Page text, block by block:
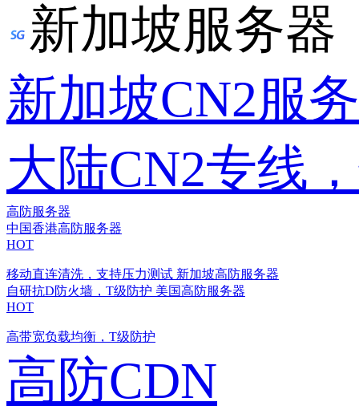
新加坡服务器
新加坡CN2服
大陆CN2专线
高防服务器
中国香港高防服务器
HOT
移动直连清洗，支持压力测试 新加坡高防服务器
自研抗D防火墙，T级防护 美国高防服务器
HOT
高带宽负载均衡，T级防护
高防CDN